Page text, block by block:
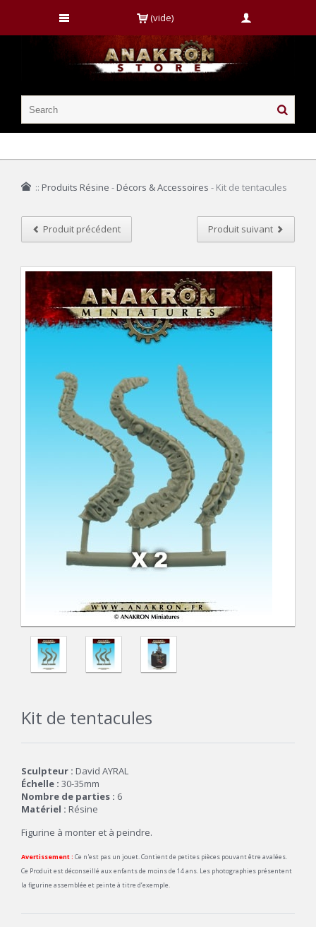
(vide)
:: Produits Résine - Décors & Accessoires - Kit de tentacules
Produit précédent Produit suivant
Kit de tentacules
Sculpteur : David AYRAL
Échelle : 30-35mm
Nombre de parties : 6
Matériel : Résine
Figurine à monter et à peindre.
Avertissement : Ce n'est pas un jouet. Contient de petites pièces pouvant être avalées.
Ce Produit est déconseillé aux enfants de moins de 14 ans. Les photographies présentent
la figurine assemblée et peinte à titre d’exemple.